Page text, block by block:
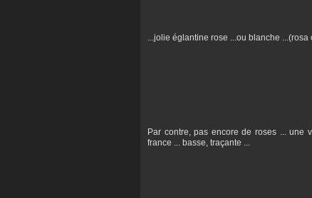
...jolie églantine rose ...ou blanche ...(rosa
Par contre, pas encore de roses ... une
france ... basse, traçante ...